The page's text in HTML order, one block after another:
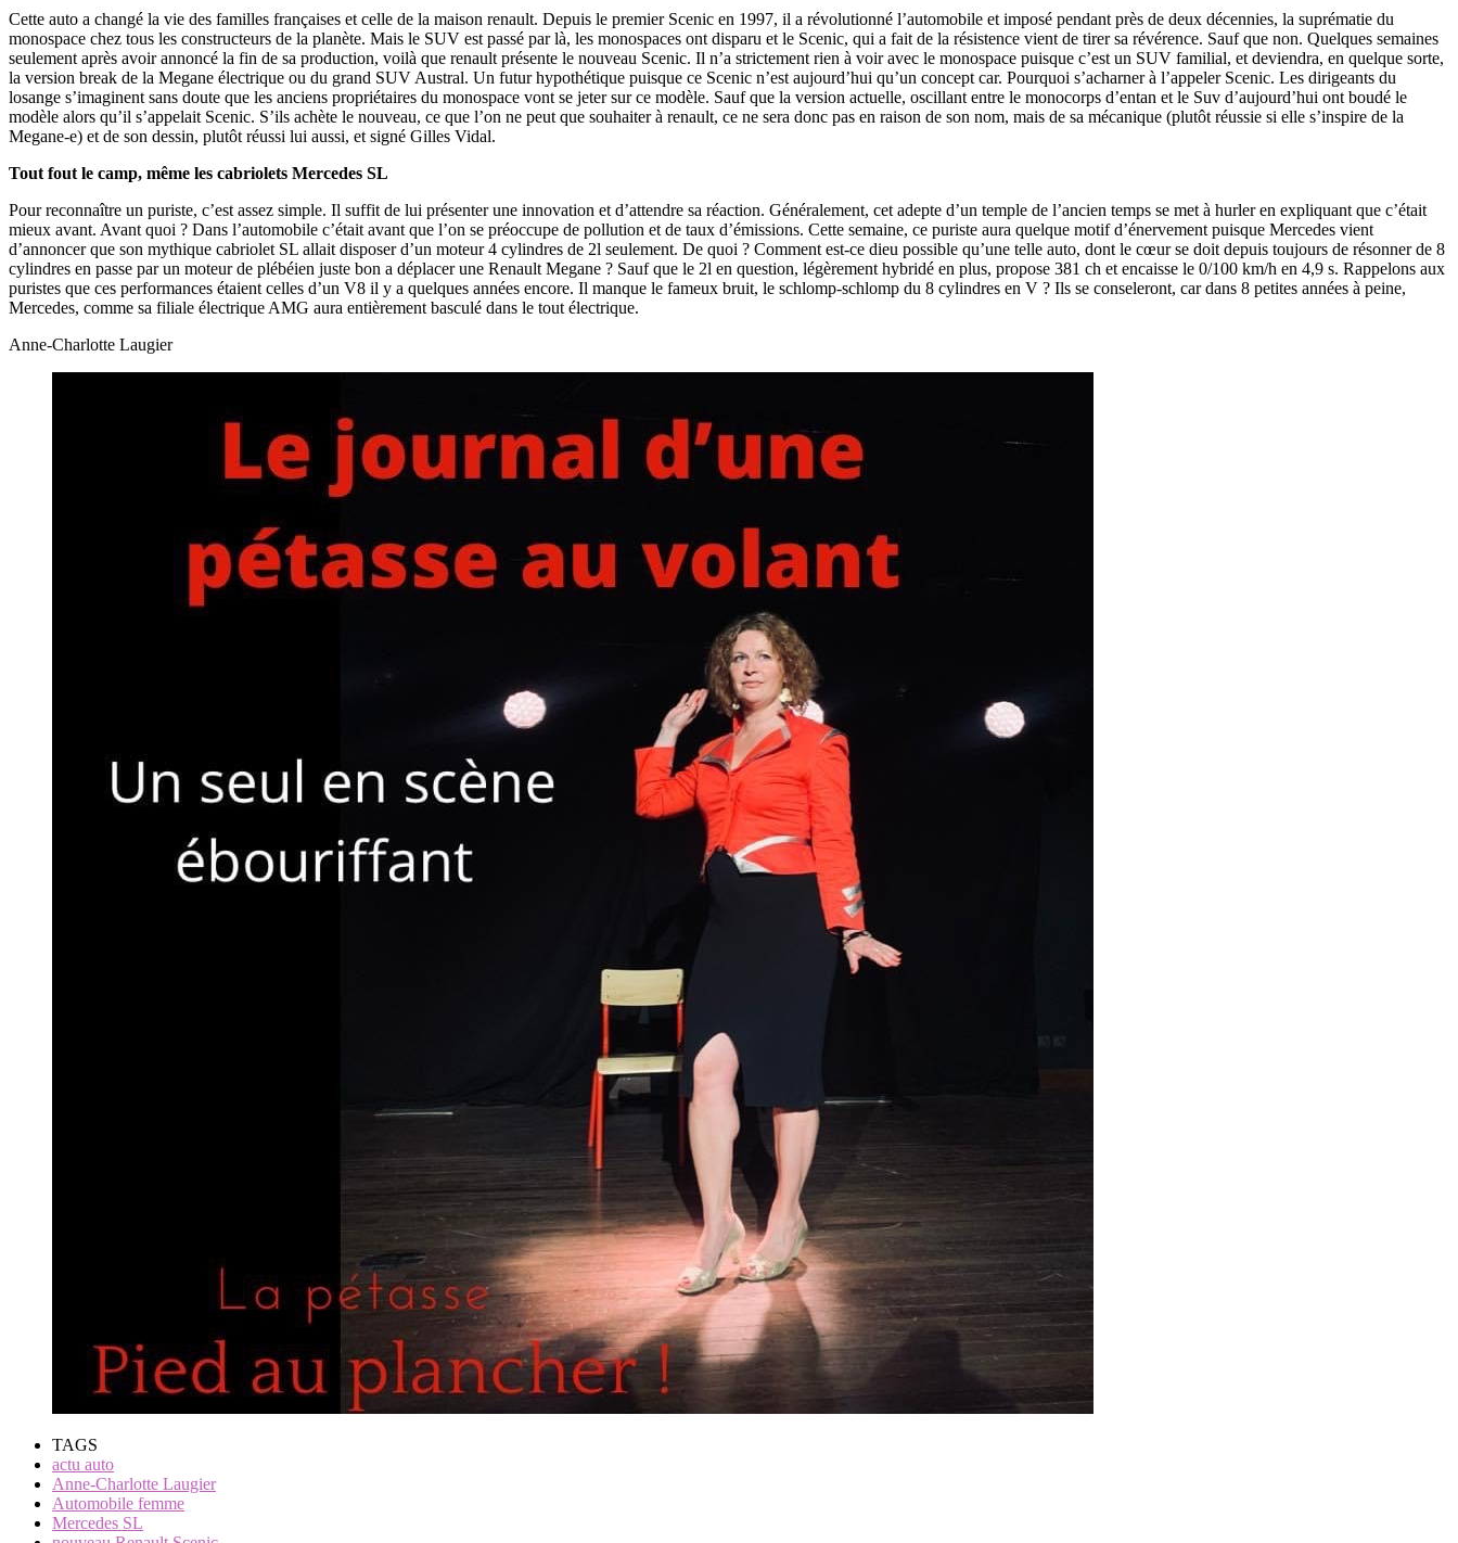
Cette auto a changé la vie des familles françaises et celle de la maison renault. Depuis le premier Scenic en 1997, il a révolutionné l’automobile et imposé pendant près de deux décennies, la suprématie du
monospace chez tous les constructeurs de la planète. Mais le SUV est passé par là, les monospaces ont disparu et le Scenic, qui a fait de la résistence vient de tirer sa révérence. Sauf que non. Quelques semaines
seulement après avoir annoncé la fin de sa production, voilà que renault présente le nouveau Scenic. Il n’a strictement rien à voir avec le monospace puisque c’est un SUV familial, et deviendra, en quelque sorte,
la version break de la Megane électrique ou du grand SUV Austral. Un futur hypothétique puisque ce Scenic n’est aujourd’hui qu’un concept car. Pourquoi s’acharner à l’appeler Scenic. Les dirigeants du
losange s’imaginent sans doute que les anciens propriétaires du monospace vont se jeter sur ce modèle. Sauf que la version actuelle, oscillant entre le monocorps d’entan et le Suv d’aujourd’hui ont boudé le
modèle alors qu’il s’appelait Scenic. S’ils achète le nouveau, ce que l’on ne peut que souhaiter à renault, ce ne sera donc pas en raison de son nom, mais de sa mécanique (plutôt réussie si elle s’inspire de la
Megane-e) et de son dessin, plutôt réussi lui aussi, et signé Gilles Vidal.
Tout fout le camp, même les cabriolets Mercedes SL
Pour reconnaître un puriste, c’est assez simple. Il suffit de lui présenter une innovation et d’attendre sa réaction. Généralement, cet adepte d’un temple de l’ancien temps se met à hurler en expliquant que c’était
mieux avant. Avant quoi ? Dans l’automobile c’était avant que l’on se préoccupe de pollution et de taux d’émissions. Cette semaine, ce puriste aura quelque motif d’énervement puisque Mercedes vient
d’annoncer que son mythique cabriolet SL allait disposer d’un moteur 4 cylindres de 2l seulement. De quoi ? Comment est-ce dieu possible qu’une telle auto, dont le cœur se doit depuis toujours de résonner de 8
cylindres en passe par un moteur de plébéien juste bon a déplacer une Renault Megane ? Sauf que le 2l en question, légèrement hybridé en plus, propose 381 ch et encaisse le 0/100 km/h en 4,9 s. Rappelons aux
puristes que ces performances étaient celles d’un V8 il y a quelques années encore. Il manque le fameux bruit, le schlomp-schlomp du 8 cylindres en V ? Ils se conseleront, car dans 8 petites années à peine,
Mercedes, comme sa filiale électrique AMG aura entièrement basculé dans le tout électrique.
Anne-Charlotte Laugier
TAGS
actu auto
Anne-Charlotte Laugier
Automobile femme
Mercedes SL